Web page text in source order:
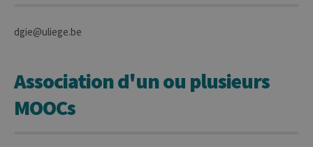
dgie@uliege.be
Association d'un ou plusieurs
MOOCs